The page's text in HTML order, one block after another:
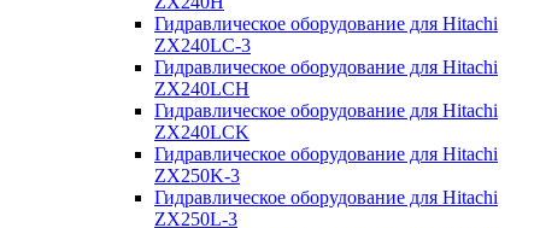
Гидравлическое оборудование для Hitachi
ZX240LC-3
Гидравлическое оборудование для Hitachi
ZX240LCH
Гидравлическое оборудование для Hitachi
ZX240LCK
Гидравлическое оборудование для Hitachi
ZX250K-3
Гидравлическое оборудование для Hitachi
ZX250L-3